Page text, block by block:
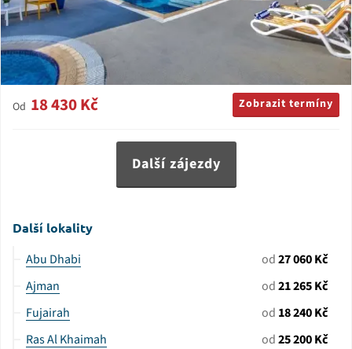
Od 18 430 Kč Zobrazit termíny
Další zájezdy
Další lokality
Abu Dhabi od27 060 Kč
Ajman
od21 265 Kč
Fujairah
od 18 240 Kč
Ras Al Khaimah
od25 200 Kč